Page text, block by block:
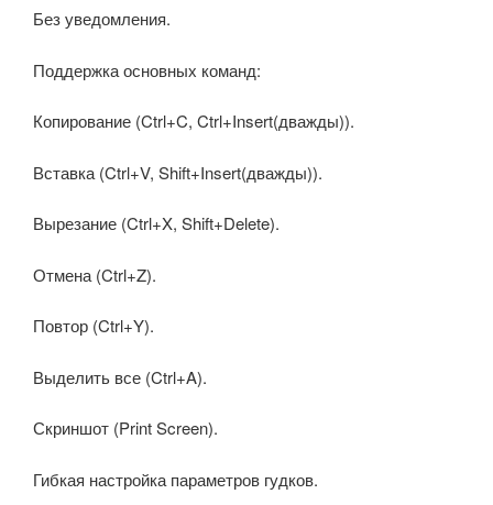
Без уведомления.
Поддержка основных команд:
Копирование (Ctrl+C, Ctrl+Insert(дважды)).
Вставка (Ctrl+V, Shift+Insert(дважды)).
Вырезание (Ctrl+X, Shift+Delete).
Отмена (Ctrl+Z).
Повтор (Ctrl+Y).
Выделить все (Ctrl+A).
Скриншот (Print Screen).
Гибкая настройка параметров гудков.